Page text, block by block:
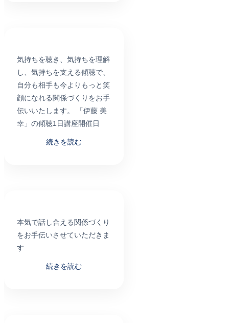
気持ちを聴き、気持ちを理解
し、気持ちを支える傾聴で、
自分も相手も今よりもっと笑
顔になれる関係づくりをお手
伝いいたします。 「伊藤 美
幸」の傾聴1日講座開催日
続きを読む
本気で話し合える関係づくり
をお手伝いさせていただきま
す
続きを読む